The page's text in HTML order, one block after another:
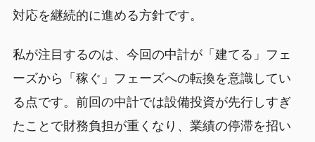
対応を継続的に進める方針です。
私が注目するのは、今回の中計が「建てる」フェ
ーズから「稼ぐ」フェーズへの転換を意識してい
る点です。前回の中計では設備投資が先行しすぎ
たことで財務負担が重くなり、業績の停滞を招い